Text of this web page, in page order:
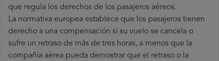
que regula los derechos de los pasajeros aéreos.
La normativa europea establece que los pasajeros tienen
derecho a una compensación si su vuelo se cancela o
sufre un retraso de más de tres horas, a menos que la
compañía aérea pueda demostrar que el retraso o la